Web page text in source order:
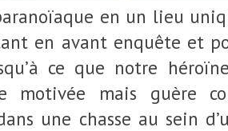
en un lieu
en avant enquête et
ce que notre
motivée mais guère
une chasse au sein